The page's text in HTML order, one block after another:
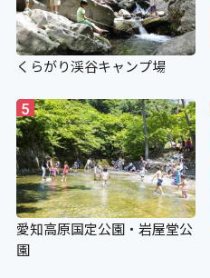
くらがり渓谷キャンプ場
5
愛知高原国定公園・岩屋堂公
園